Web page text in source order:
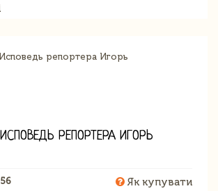
РЕПОРТЕРА ИГОРЬ
Як купувати